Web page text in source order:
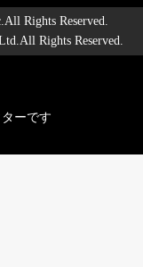
Rights Reserved.
Rights Reserved.
ーです